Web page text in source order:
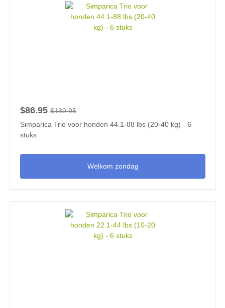
$86.95 $130.95
Simparica Trio voor honden 44.1-88 lbs (20-40 kg) - 6
stuks
Welkom zondag